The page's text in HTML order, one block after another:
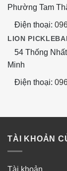
Phường Tam
Điện thoại:
LION
54 Thống
Minh
Điện thoại:
TÀI KHOẢN
Tài khoản